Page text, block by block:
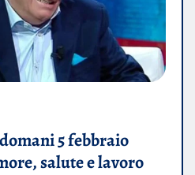
5 febbraio
salute e lavoro